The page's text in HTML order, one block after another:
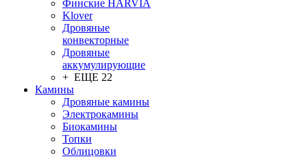
Финские HARVIA
Klover
Дровяные
конвекторные
Дровяные
аккумулирующие
+ ЕЩЕ 22
Камины
Дровяные камины
Электрокамины
Биокамины
Топки
Облицовки